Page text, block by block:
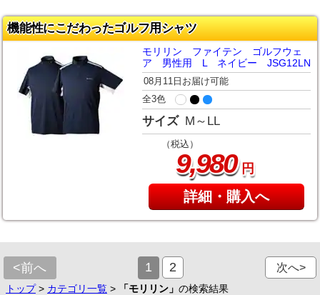
機能性にこだわったゴルフ用シャツ
モリリン ファイテン ゴルフウェ
ア 男性用 L ネイビー JSG12LN
08月11日お届け可能
全3色
サイズ M～LL
（税込）
9,980円
詳細・購入へ
<前へ 1 2 次へ>
トップ> カテゴリ一覧 > 「モリリン」 の検索結果